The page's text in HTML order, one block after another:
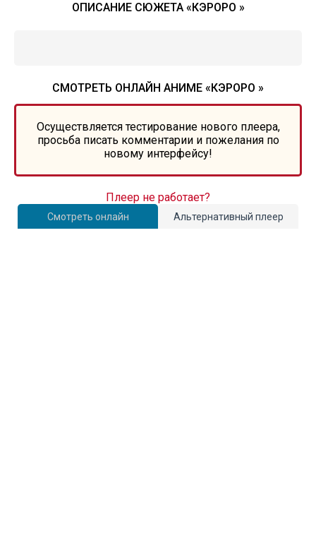
ОПИСАНИЕ СЮЖЕТА «КЭРОРО »
СМОТРЕТЬ ОНЛАЙН АНИМЕ «КЭРОРО »
Осуществляется тестирование нового плеера,
просьба писать комментарии и пожелания по
новому интерфейсу!
Смотреть онлайн Альтернативный плеер
Плеер не работает?